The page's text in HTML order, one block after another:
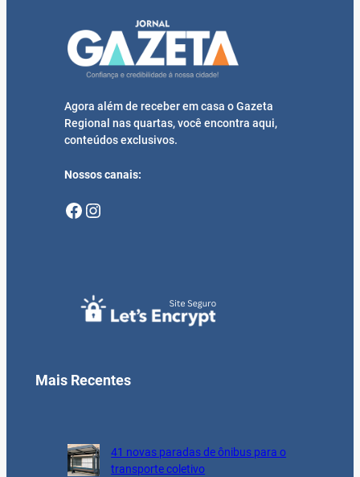
Agora além de receber em casa o Gazeta
Regional nas quartas, você encontra aqui,
conteúdos exclusivos.
Nossos canais:
Facebook Instagram
Mais Recentes
41 novas paradas de ônibus para o
transporte coletivo